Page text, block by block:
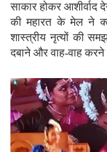
साकार होकर आशीर्वाद
की महारत के मेल ने
शास्त्रीय नृत्यों की
दबाने और वाह-वाह करने